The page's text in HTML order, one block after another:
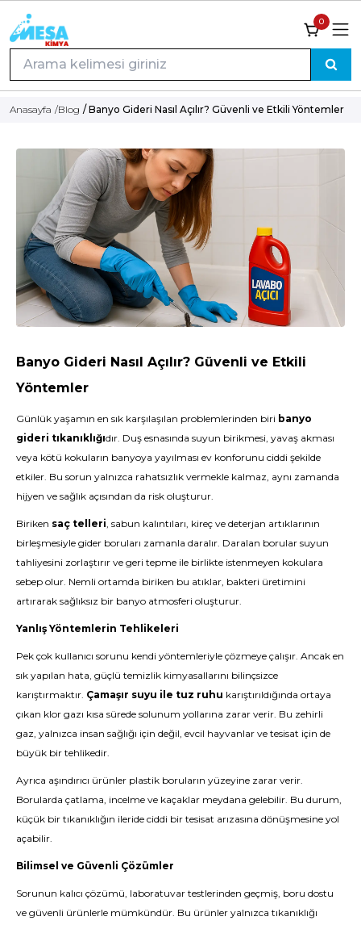
0
Anasayfa /Blog / Banyo Gideri Nasıl Açılır? Güvenli ve Etkili Yöntemler
Banyo Gideri Nasıl Açılır? Güvenli ve Etkili
Yöntemler
Günlük yaşamın en sık karşılaşılan problemlerinden biri banyo
gideri tıkanıklığıdır. Duş esnasında suyun birikmesi, yavaş akması
veya kötü kokuların banyoya yayılması ev konforunu ciddi şekilde
etkiler. Bu sorun yalnızca rahatsızlık vermekle kalmaz, aynı zamanda
hijyen ve sağlık açısından da risk oluşturur.
Biriken saç telleri, sabun kalıntıları, kireç ve deterjan artıklarının
birleşmesiyle gider boruları zamanla daralır. Daralan borular suyun
tahliyesini zorlaştırır ve geri tepme ile birlikte istenmeyen kokulara
sebep olur. Nemli ortamda biriken bu atıklar, bakteri üretimini
artırarak sağlıksız bir banyo atmosferi oluşturur.
Yanlış Yöntemlerin Tehlikeleri
Pek çok kullanıcı sorunu kendi yöntemleriyle çözmeye çalışır. Ancak en
sık yapılan hata, güçlü temizlik kimyasallarını bilinçsizce
karıştırmaktır. Çamaşır suyu ile tuz ruhu karıştırıldığında ortaya
çıkan klor gazı kısa sürede solunum yollarına zarar verir. Bu zehirli
gaz, yalnızca insan sağlığı için değil, evcil hayvanlar ve tesisat için de
büyük bir tehlikedir.
Ayrıca aşındırıcı ürünler plastik boruların yüzeyine zarar verir.
Borularda çatlama, incelme ve kaçaklar meydana gelebilir. Bu durum,
küçük bir tıkanıklığın ileride ciddi bir tesisat arızasına dönüşmesine yol
açabilir.
Bilimsel ve Güvenli Çözümler
Sorunun kalıcı çözümü, laboratuvar testlerinden geçmiş, boru dostu
ve güvenli ürünlerle mümkündür. Bu ürünler yalnızca tıkanıklığı